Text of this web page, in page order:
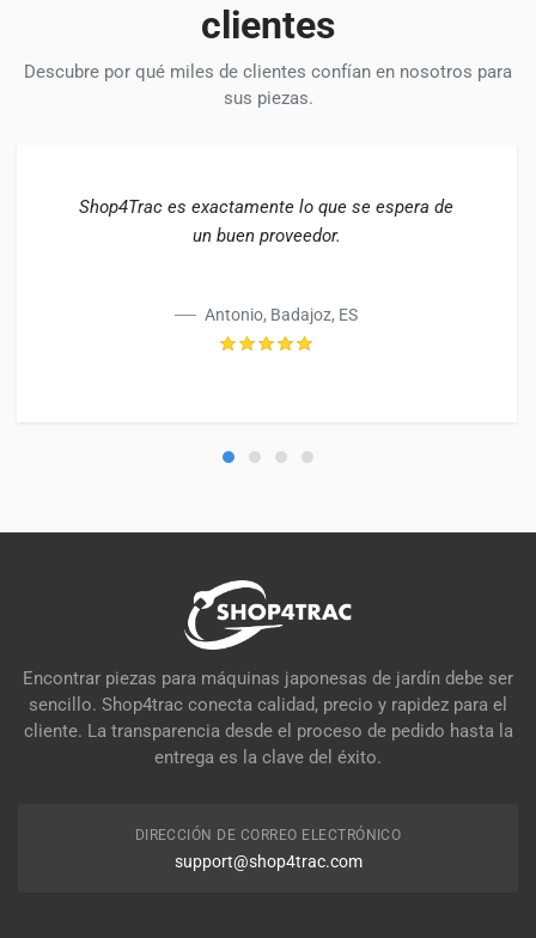
clientes
Descubre por qué miles de clientes confían en nosotros para
sus piezas.
Shop4Trac es exactamente lo que se espera de
un buen proveedor.
Antonio, Badajoz, ES
Encontrar piezas para máquinas japonesas de jardín debe ser
sencillo. Shop4trac conecta calidad, precio y rapidez para el
cliente. La transparencia desde el proceso de pedido hasta la
entrega es la clave del éxito.
DIRECCIÓN DE CORREO ELECTRÓNICO
support@shop4trac.com